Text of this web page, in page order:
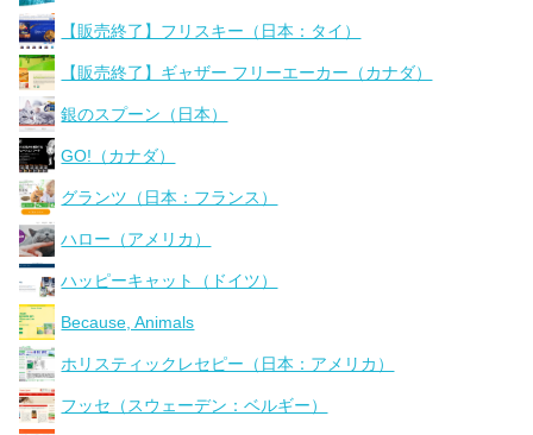
【販売終了】フリスキー（日本：タイ）
【販売終了】ギャザー フリーエーカー（カナダ）
銀のスプーン（日本）
GO!（カナダ）
グランツ（日本：フランス）
ハロー（アメリカ）
ハッピーキャット（ドイツ）
Because, Animals
ホリスティックレセピー（日本：アメリカ）
フッセ（スウェーデン：ベルギー）